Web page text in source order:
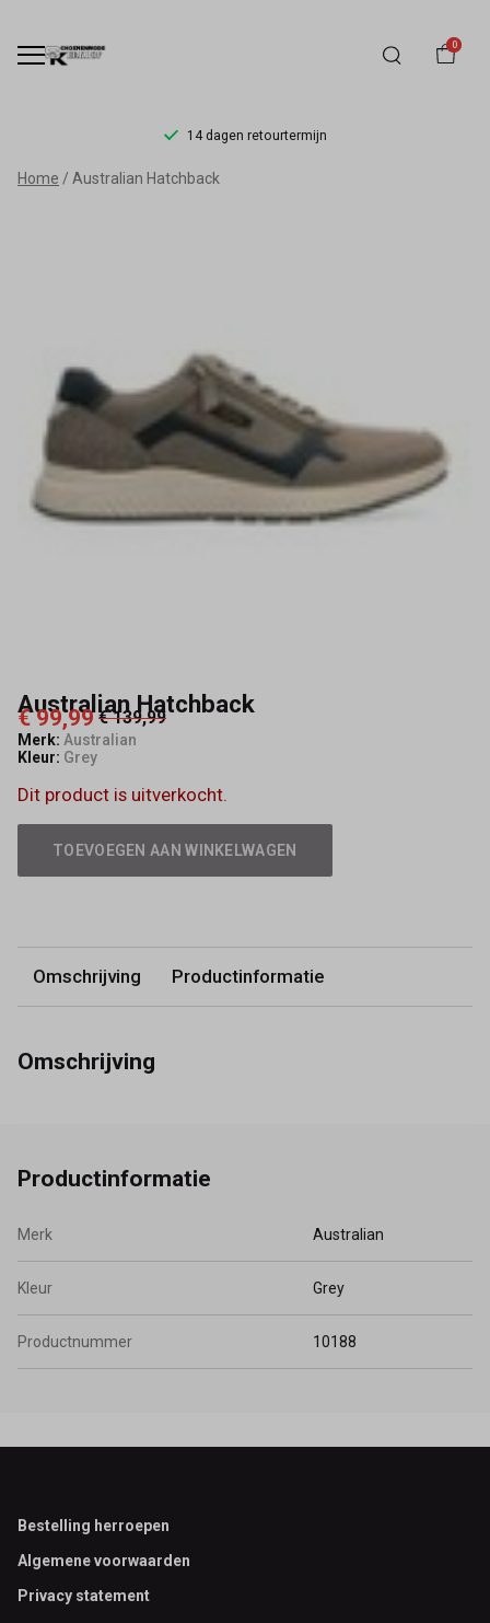
0
14 dagen retourtermijn
Australian
Kerkhof
Home Australian Hatchback
Australian Hatchback
€ 99,99 € 139,99
Merk: Australian
Kleur: Grey
Dit product is uitverkocht.
TOEVOEGEN AAN WINKELWAGEN
Omschrijving Productinformatie
Omschrijving
Productinformatie
Merk Australian
Kleur Grey
Productnummer 10188
Footer
Bestelling herroepen
Algemene voorwaarden
Privacy statement